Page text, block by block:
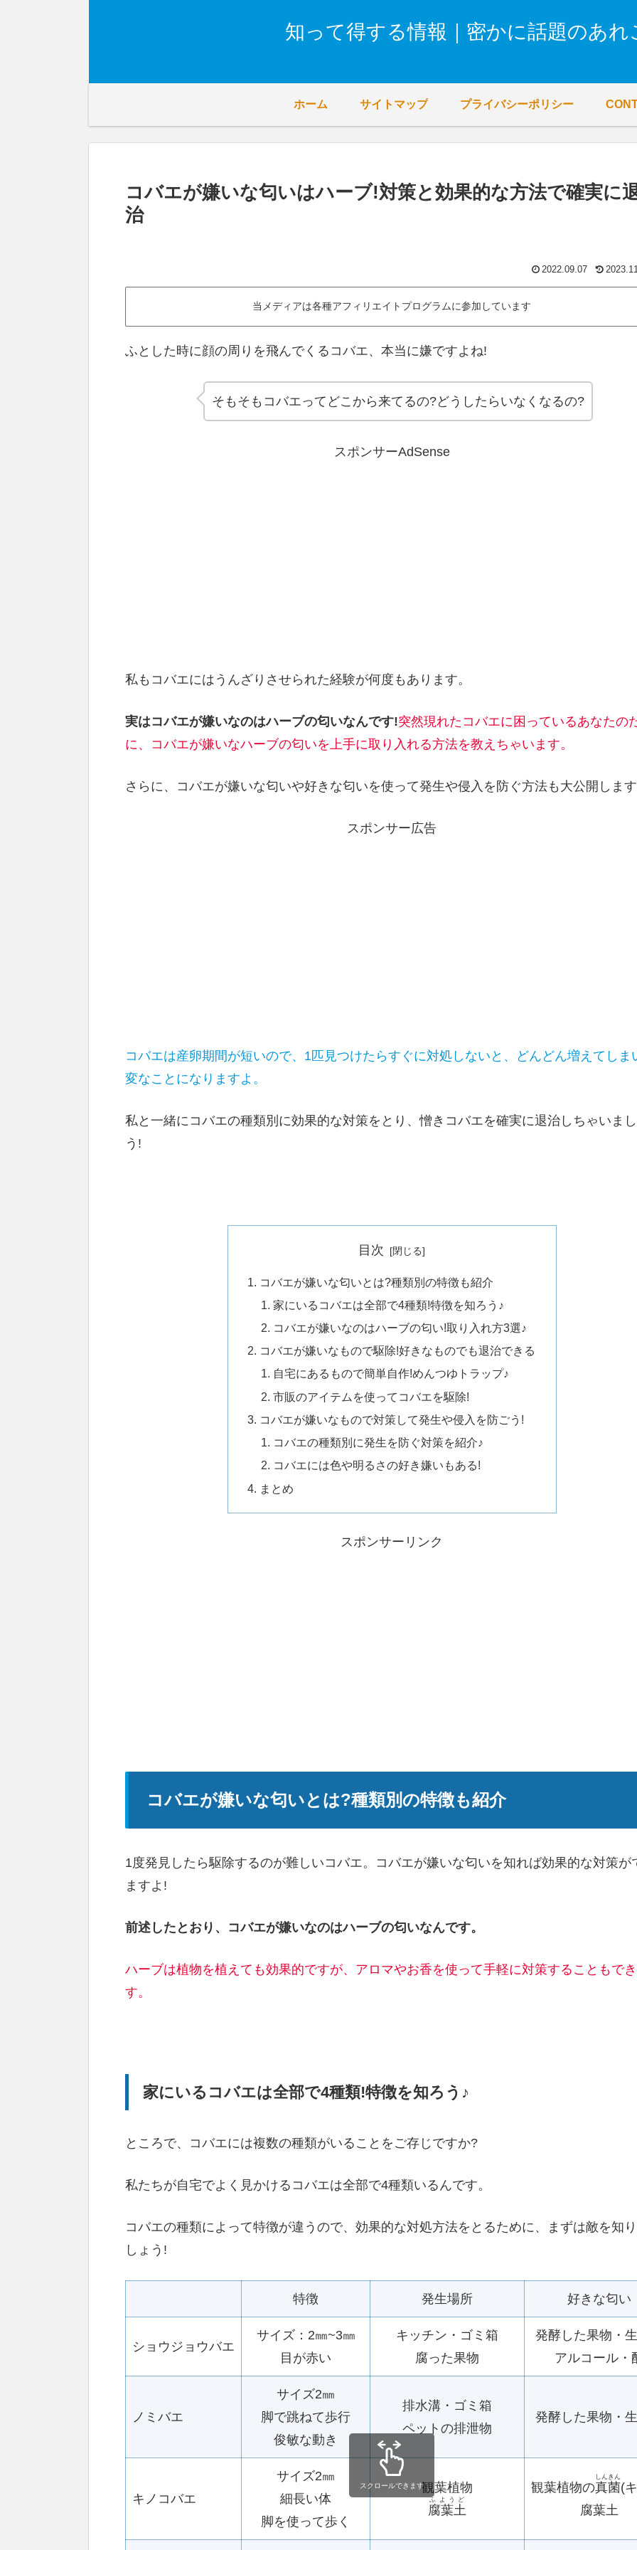
知って得する情報｜密かに話題のあれ
ホーム サイトマップ プライバシーポリシー
コバエが嫌いな匂いはハーブ!対策と効果的な方法で確実に
治
2022.09.07
当メディアは各種アフィリエイトプログラムに参加しています
ふとした時に顔の周りを飛んでくるコバエ、本当に嫌ですよね!
そもそもコバエってどこから来てるの?どうしたらいなくなるの?
スポンサーAdSense
私もコバエにはうんざりさせられた経験が何度もあります。
実はコバエが嫌いなのはハーブの匂いなんです!突然現れたコバエに困っているあなたの
に、コバエが嫌いなハーブの匂いを上手に取り入れる方法を教えちゃいます。
さらに、コバエが嫌いな匂いや好きな匂いを使って発生や侵入を防ぐ方法も大公開しま
スポンサー広告
コバエは産卵期間が短いので、1匹見つけたらすぐに対処しないと、どんどん増えてしま
変なことになりますよ。
私と一緒にコバエの種類別に効果的な対策をとり、憎きコバエを確実に退治しちゃいま
う!
目次
コバエが嫌いな匂いとは?種類別の特徴も紹介
家にいるコバエは全部で4種類!特徴を知ろう♪
コバエが嫌いなのはハーブの匂い!取り入れ方3選♪
コバエが嫌いなもので駆除!好きなものでも退治できる
自宅にあるもので簡単自作!めんつゆトラップ♪
市販のアイテムを使ってコバエを駆除!
コバエが嫌いなもので対策して発生や侵入を防ごう!
コバエの種類別に発生を防ぐ対策を紹介♪
コバエには色や明るさの好き嫌いもある!
まとめ
スポンサーリンク
コバエが嫌いな匂いとは?種類別の特徴も紹介
1度発見したら駆除するのが難しいコバエ。コバエが嫌いな匂いを知れば効果的な対策が
ますよ!
前述したとおり、コバエが嫌いなのはハーブの匂いなんです。
ハーブは植物を植えても効果的ですが、アロマやお香を使って手軽に対策することもで
す。
家にいるコバエは全部で4種類!特徴を知ろう♪
ところで、コバエには複数の種類がいることをご存じですか?
私たちが自宅でよく見かけるコバエは全部で4種類いるんです。
コバエの種類によって特徴が違うので、効果的な対処方法をとるために、まずは敵を知
しょう!
特徴 発生場所 好きな匂い
ショウジョウバエ
サイズ：2㎜~3㎜
目が赤い
キッチン・ゴミ箱
腐った果物
発酵した果物・
アルコール・
ノミバエ
サイズ2㎜
脚で跳ねて歩行
俊敏な動き
排水溝・ゴミ箱
ペットの排泄物
発酵した果物・
キノコバエ
サイズ2㎜
細長い体
脚を使って歩く
観葉植物
腐葉土
ふようど
観葉植物の真菌
しんきん
(
腐葉土
スクロールできます